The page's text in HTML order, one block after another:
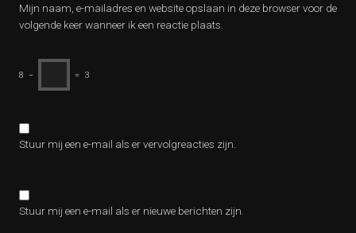
Mijn naam, e-mailadres en website opslaan in deze browser voor de
volgende keer wanneer ik een reactie plaats.
8 − = 3
Stuur mij een e-mail als er vervolgreacties zijn.
Stuur mij een e-mail als er nieuwe berichten zijn.